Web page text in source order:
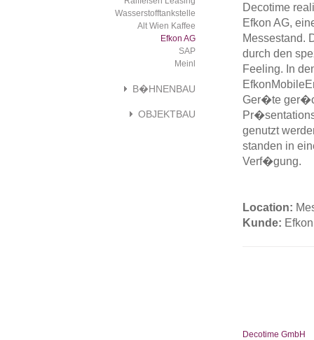
Wasserstofftankstelle
Alt Wien Kaffee
Efkon AG
SAP
Meinl
B�HNENBAU
OBJEKTBAU
Decotime
Efkon AG,
Messestand.
durch den
Feeling. In
Ger�te
genutzt
standen in
Verf�gung.
Location:
Kunde:
Decotime GmbH